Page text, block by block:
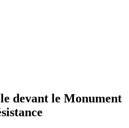
devant le Monument